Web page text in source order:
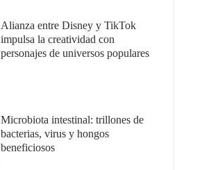
Alianza entre Disney y TikTok
impulsa la creatividad con
personajes de universos populares
Microbiota intestinal: trillones de
bacterias, virus y hongos
beneficiosos